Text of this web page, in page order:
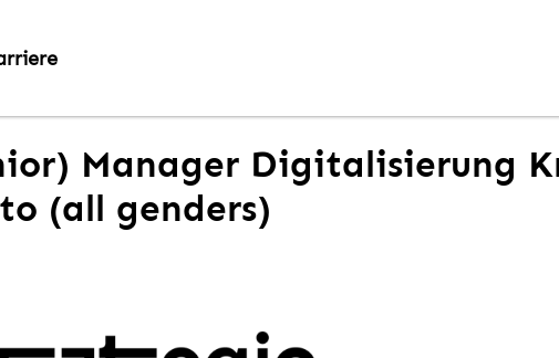
Manager Digitalisierung
(all genders)